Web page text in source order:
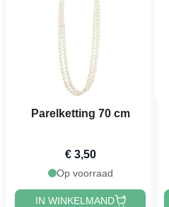
Parelketting 70 cm
€ 3,50
Op voorraad
IN WINKELMAND